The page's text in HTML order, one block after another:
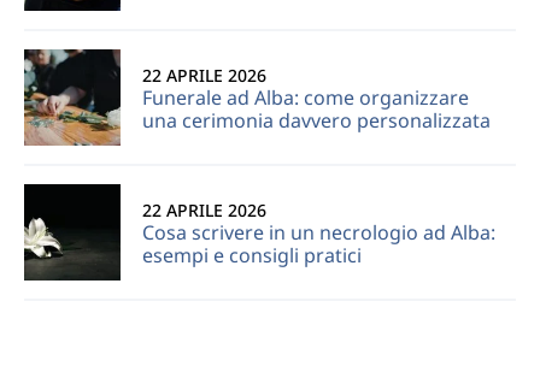
Funerale ad Alba: come organizzare
una cerimonia davvero personalizzata
22 APRILE 2026
Cosa scrivere in un necrologio ad Alba:
esempi e consigli pratici
22 APRILE 2026